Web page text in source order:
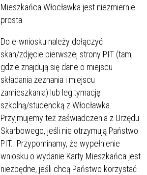
Mieszkańca Włocławka jest niezmiernie
prosta.
Do e-wniosku należy dołączyć
skan/zdjęcie pierwszej strony PIT (tam,
gdzie znajdują się dane o miejscu
składania zeznania i miejscu
zamieszkania) lub legitymację
szkolną/studencką z Włocławka.
Przyjmujemy też zaświadczenia z Urzędu
Skarbowego, jeśli nie otrzymują Państwo
PIT. Przypominamy, że wypełnienie
wniosku o wydanie Karty Mieszkańca jest
niezbędne, jeśli chcą Państwo korzystać